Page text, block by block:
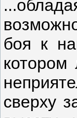
боя к
котором
сверху